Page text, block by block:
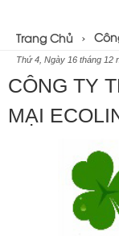
Trang Chủ
Thứ 4, Ngày 16 tháng 12
CÔNG TY
MẠI